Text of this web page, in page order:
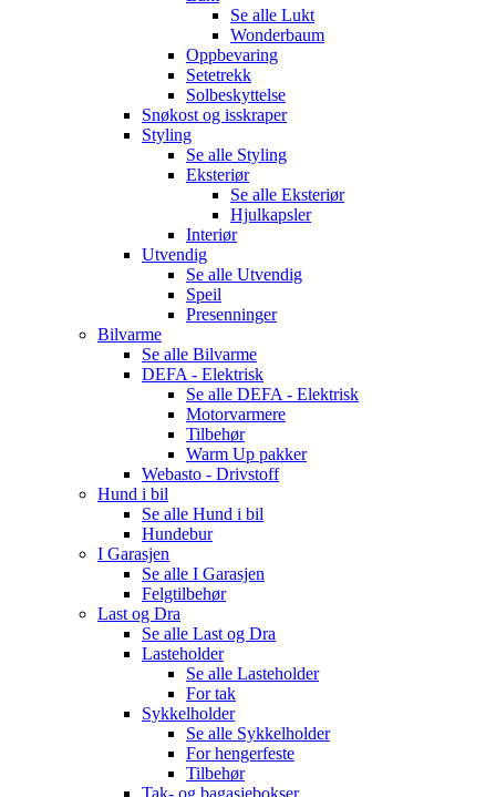
Se alle Lukt
Wonderbaum
Oppbevaring
Setetrekk
Solbeskyttelse
Snøkost og isskraper
Styling
Se alle Styling
Eksteriør
Se alle Eksteriør
Hjulkapsler
Interiør
Utvendig
Se alle Utvendig
Speil
Presenninger
Bilvarme
Se alle Bilvarme
DEFA - Elektrisk
Se alle DEFA - Elektrisk
Motorvarmere
Tilbehør
Warm Up pakker
Webasto - Drivstoff
Hund i bil
Se alle Hund i bil
Hundebur
I Garasjen
Se alle I Garasjen
Felgtilbehør
Last og Dra
Se alle Last og Dra
Lasteholder
Se alle Lasteholder
For tak
Sykkelholder
Se alle Sykkelholder
For hengerfeste
Tilbehør
Tak- og bagasjebokser